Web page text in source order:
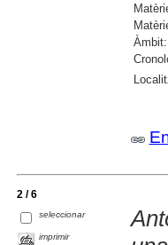
Àmbit:
2 / 6
seleccionar
imprimir